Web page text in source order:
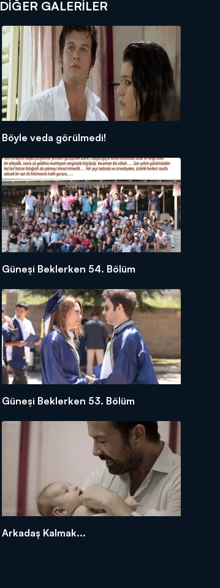
DİĞER GALERİLER
Böyle veda görülmedi!
Güneşi Beklerken 54. Bölüm
Güneşi Beklerken 53. Bölüm
Arkadaş Kalmak...